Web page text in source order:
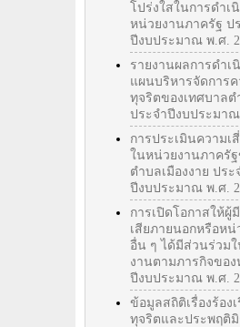
โปร่งใสในการดำเ
หน่วยงานภาครัฐ ป
ปีงบประมาณ พ.ศ.
รายงานผลการดำเ
แผนบริหารจัดการค
ทุจริตของเทศบาลต
ประจำปีงบประมาณ
การประเมินความเ
ในหน่วยงานภาครั
ตำบลเมืองงาย ประ
ปีงบประมาณ พ.ศ.
การเปิดโอกาสให้ผู้
เสียภายนอกหรือหน่
อื่น ๆ ได้มีส่วนร่วม
งานตามภารกิจขอ
ปีงบประมาณ พ.ศ.
ข้อมูลสถิติเรื่องร้อง
ทุจริตและประพฤติมิ